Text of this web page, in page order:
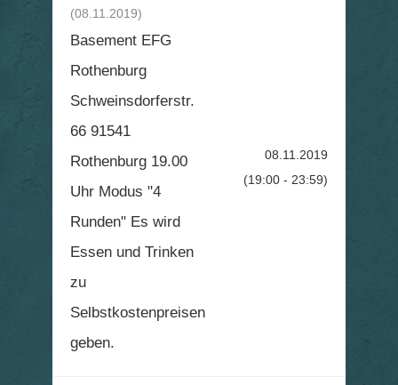
(08.11.2019)
Basement EFG
Rothenburg
Schweinsdorferstr.
66 91541
Rothenburg 19.00
Uhr Modus "4
Runden" Es wird
Essen und Trinken
zu
Selbstkostenpreisen
geben.
08.11.2019
(19:00 - 23:59)